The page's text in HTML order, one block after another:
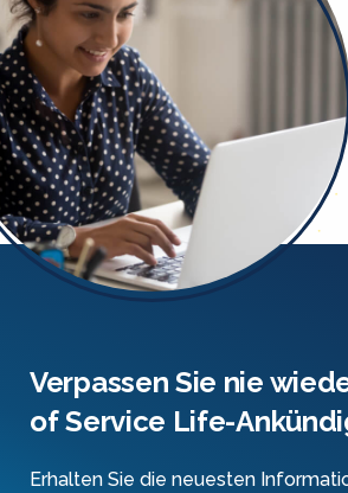
Verpassen Sie nie
of Service Life-
Erhalten Sie die neuesten